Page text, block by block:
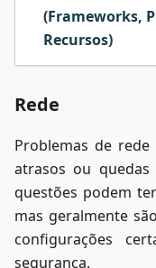
(Frameworks,
Recursos)
Rede
Problemas de
atrasos ou quedas
questões podem
mas geralmente
configurações
segurança.